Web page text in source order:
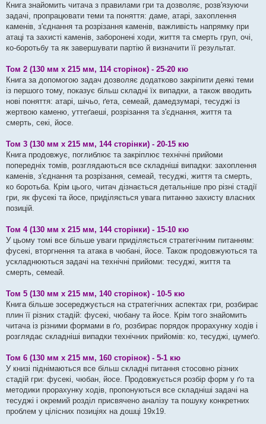
Книга знайомить читача з правилами гри та дозволяє, розв'язуючи
задачі, пропрацювати теми та поняття: даме, атарі, захоплення
каменів, з'єднання та розрізання каменів, важливість напрямку при
атаці та захисті каменів, заборонені ходи, життя та смерть груп, очі,
ко-боротьбу та як завершувати партію й визначити її результат.
Том 2 (130 мм х 215 мм, 114 сторінок) - 25-20 кю
Книга за допомогою задач дозволяє додатково закріпити деякі теми
із першого тому, показує більш складні їх випадки, а також вводить
нові поняття: атарі, шічьо, ґета, семеай, дамедзумарі, тесуджі із
жертвою каменю, уттеґаеші, розрізання та з'єднання, життя та
смерть, секі, йосе.
Том 3 (130 мм х 215 мм, 144 сторінки) - 20-15 кю
Книга продовжує, поглиблює та закріплює технічні прийоми
попередніх томів, розглядаються все складніші випадки: захоплення
каменів, з'єднання та розрізання, семеай, тесуджі, життя та смерть,
ко боротьба. Крім цього, читач дізнається детальніше про різні стадії
гри, як фусекі та йосе, приділяється увага питанню захисту власних
позицій.
Том 4 (130 мм х 215 мм, 144 сторінки) - 15-10 кю
У цьому томі все більше уваги приділяється стратегічним питанням:
фусекі, вторгнення та атака в чюбані, йосе. Також продовжуються та
ускладнюються задачі на технічні прийоми: тесуджі, життя та
смерть, семеай.
Том 5 (130 мм х 215 мм, 140 сторінок) - 10-5 кю
Книга більше зосереджується на стратегічних аспектах гри, розбирає
плин її різних стадій: фусекі, чюбану та йосе. Крім того знайомить
читача із різними формами в ґо, розбирає порядок прорахунку ходів і
розглядає складніші випадки технічних прийомів: ко, тесуджі, цумеґо.
Том 6 (130 мм х 215 мм, 160 сторінок) - 5-1 кю
У книзі піднімаються все більш складні питання стосовно різних
стадій гри: фусекі, чюбан, йосе. Продовжується розбір форм у ґо та
методики прорахунку ходів, пропонуються все складніші задачі на
тесуджі і окремий розділ присвячено аналізу та пошуку конкретних
проблем у цілісних позиціях на дошці 19х19.